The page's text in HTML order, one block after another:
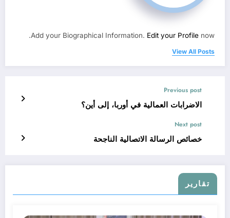
Add your Biographical Information. Edit your Profile now.
View All Posts
Previous post
الاضرابات العمالية في أوربا، إلى أين؟
Next post
خصائص الرسالة الاتصالية الناجحة
تقارير